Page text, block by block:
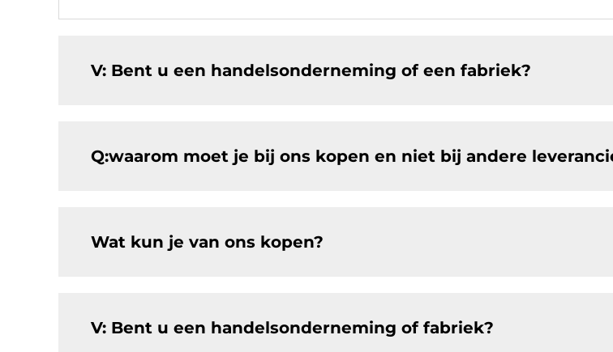
V: Bent u een handelsonderneming of een fabriek?
Q:waarom moet je bij ons kopen en niet bij andere
Wat kun je van ons kopen?
V: Bent u een handelsonderneming of fabriek?